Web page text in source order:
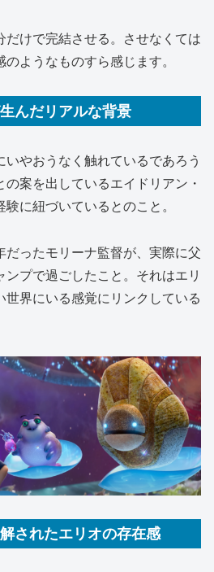
だけで完結させる。させなくては
ようなものすら感じます。
んだリアルな背景
いやおうなく触れているであろう
案を出しているエイドリアン・
に紐づいているとのこと。
だったモリーナ監督が、実際に父
プで過ごしたこと。それはエリ
世界にいる感覚にリンクしている
されたエリオの存在感